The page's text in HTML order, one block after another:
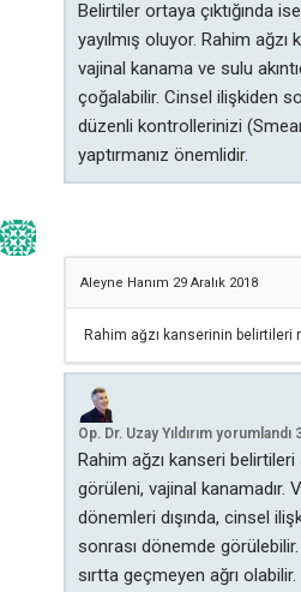
Belirtiler ortaya çıktığında
yayılmış oluyor. Rahim
vajinal kanama ve sulu
çoğalabilir. Cinsel ilişkiden
düzenli kontrollerinizi
yaptırmanız önemlidir.
Aleyne Hanım 29 Aralık 2018
Rahim ağzı kanserinin belirtileri
Op. Dr. Uzay Yıldırım yorumlandı
Rahim ağzı kanseri belirtileri
görüleni, vajinal kanamadır.
dönemleri dışında, cinsel
sonrası dönemde
sırtta geçmeyen ağrı